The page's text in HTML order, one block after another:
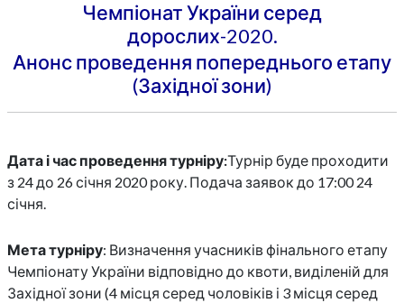
Чемпіонат України серед
дорослих-2020.
Анонс проведення попереднього етапу
(Західної зони)
Дата і час проведення турніру:Турнір буде проходити
з 24 до 26 січня 2020 року. Подача заявок до 17:00 24
січня.
Мета турніру: Визначення учасників фінального етапу
Чемпіонату України відповідно до квоти, виділеній для
Західної зони (4 місця серед чоловіків і 3 місця серед